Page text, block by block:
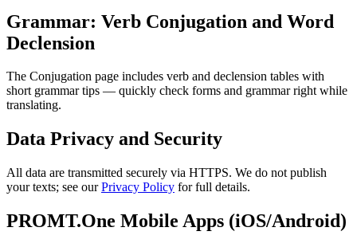
Grammar: Verb Conjugation and Word
Declension
The Conjugation page includes verb and declension tables with
short grammar tips — quickly check forms and grammar right while
translating.
Data Privacy and Security
All data are transmitted securely via HTTPS. We do not publish
your texts; see ourPrivacy Policy for full details.
PROMT.One Mobile Apps (iOS/Android)